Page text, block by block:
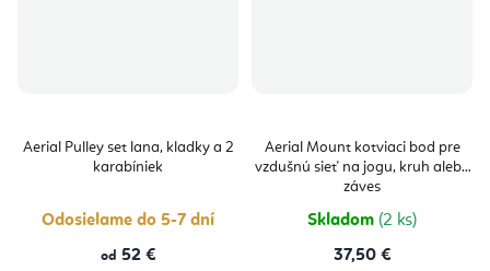
Aerial Pulley set lana, kladky a 2
karabíniek
Odosielame do 5-7 dní
od 52 €
Aerial Mount kotviaci bod pre
vzdušnú sieť na jogu, kruh alebo
záves
Skladom (2 ks)
37,50 €